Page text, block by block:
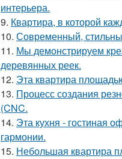
интерьера.
9. Квартира, в которой
10. Современный,
11. Мы демонстрируем
деревянных реек.
12. Эта квартира
13. Процесс создания
(CNC.
14. Эта кухня - гостиная
гармонии.
15. Небольшая квартира